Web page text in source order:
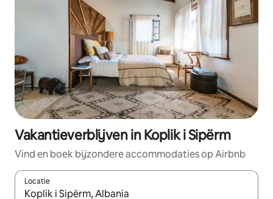
Vakantieverblijven in Koplik i Sipërm
Vind en boek bijzondere accommodaties op Airbnb
Locatie
Wanneer er resultaten beschikbaar zijn, maak je een keuze